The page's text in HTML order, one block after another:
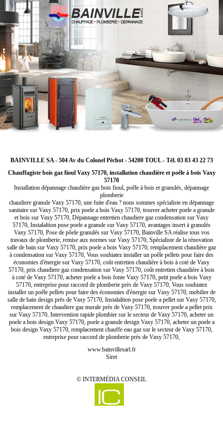
BAINVILLE SA - 504 Av du Colonel Péchot - 54200 TOUL - Tél. 03 83 43 22 73
Chauffagiste bois gaz fioul Vaxy 57170, installation chaudière et poêle à bois Vaxy
57170
Installation dépannage chaudière gaz bois fioul, poêle à bois et granulés, dépannage
plomberie
chaudiere granule Vaxy 57170, une fuite d'eau ? nous sommes spécialiste en dépannage
sanitaire sur Vaxy 57170, prix poele a bois Vaxy 57170, trouver acheter poele a granule
et bois sur Vaxy 57170, Dépannage entretien chaudiere gaz condensation sur Vaxy
57170, Instalaltion pose poele a granule sur Vaxy 57170, avantages insert à granulés
Vaxy 57170, Pose de pôele granulés sur Vaxy 57170, Bainville SA réalise tous vos
travaux de plomberie, remise aux normes sur Vaxy 57170, Spécialiste de la rénovation
salle de bain sur Vaxy 57170, prix poele a bois Vaxy 57170, remplacement chaudière gaz
à condensation sur Vaxy 57170, Vous souhiatez installer un poêle pellets pour faire des
économies d'énergie sur Vaxy 57170, coût entretien chaudière à bois à coté de Vaxy
57170, prix chaudiere gaz condensation sur Vaxy 57170, coût entretien chaudière à bois
à coté de Vaxy 57170, acheter poele a bois fonte Vaxy 57170, petit poele a bois Vaxy
57170, entreprise pour raccord de plomberie près de Vaxy 57170, Vous souhiatez
installer un poêle pellets pour faire des économies d'énergie sur Vaxy 57170, mobilier de
salle de bain design près de Vaxy 57170, Instalaltion pose poele a pellet sur Vaxy 57170,
remplacement de chaudiere gaz murale près de Vaxy 57170, trouver poele a pellet prix
sur Vaxy 57170, Intervention rapide plombier sur le secteur de Vaxy 57170, acheter un
poele a bois design Vaxy 57170, poele a granule design Vaxy 57170, acheter un poele a
bois design Vaxy 57170, remplacement chauffe eau gaz sur le secteur de Vaxy 57170,
entreprise pour raccord de plomberie près de Vaxy 57170,
www.bainvillesarl.fr
Siret
© INTERMÉDIA CONSEIL